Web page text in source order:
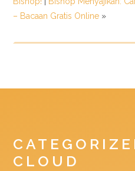
– Bacaan Gratis Online »
CLOUD